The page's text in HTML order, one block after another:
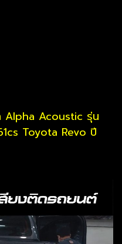
Alpha Acoustic รุ่น
Toyota Revo ปี